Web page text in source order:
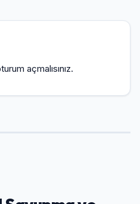
açmalısınız.